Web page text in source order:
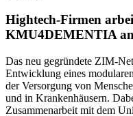
Hightech-Firmen
KMU4DEMENTIA
Das neu gegründete ZIM-
Entwicklung eines
der Versorgung von
und in Krankenhäusern.
Zusammenarbeit mit dem